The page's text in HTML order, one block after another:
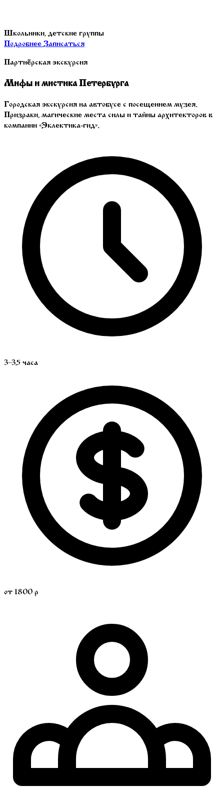
Школьники, детские группы
ПодробнееЗаписаться
Партнёрская экскурсия
Мифы и мистика Петербурга
Городская экскурсия на автобусе с посещением музея.
Призраки, магические места силы и тайны архитекторов в
компании «Эклектика‑гид».
3–3.5 часа
от 1800 р